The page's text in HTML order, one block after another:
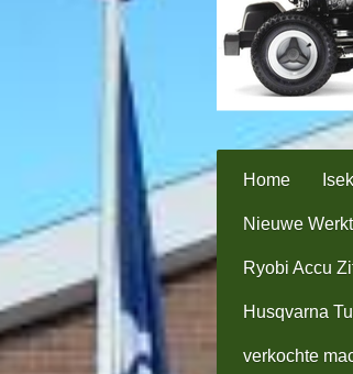
Home
Nieuwe
Ryobi Accu
Husqvarna
verkochte